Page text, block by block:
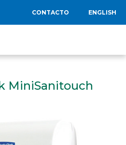
CONTACTO ENGLISH
MiniSanitouch